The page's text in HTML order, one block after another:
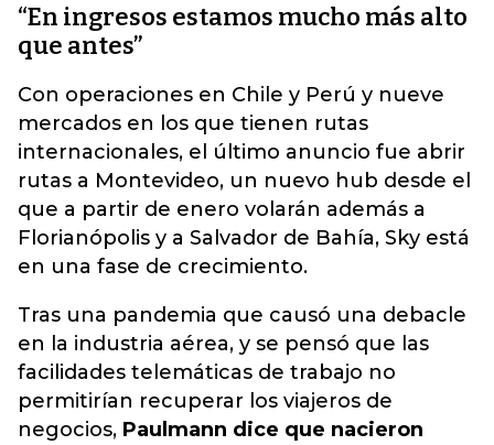
“En ingresos estamos mucho más alto
que antes”
Con operaciones en Chile y Perú y nueve
mercados en los que tienen rutas
internacionales, el último anuncio fue abrir
rutas a Montevideo, un nuevo hub desde el
que a partir de enero volarán además a
Florianópolis y a Salvador de Bahía, Sky está
en una fase de crecimiento.
Tras una pandemia que causó una debacle
en la industria aérea, y se pensó que las
facilidades telemáticas de trabajo no
permitirían recuperar los viajeros de
negocios, Paulmann dice que nacieron